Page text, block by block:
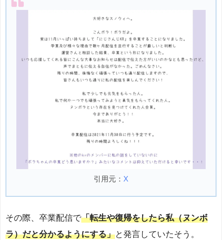
引用元： X
その際、卒業配信で「転生や復帰をしたら私（ヌンボ
ラ）だと分かるようにする」と発言していたそう。